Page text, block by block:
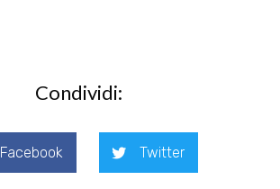
Condividi:
Facebook Twitter